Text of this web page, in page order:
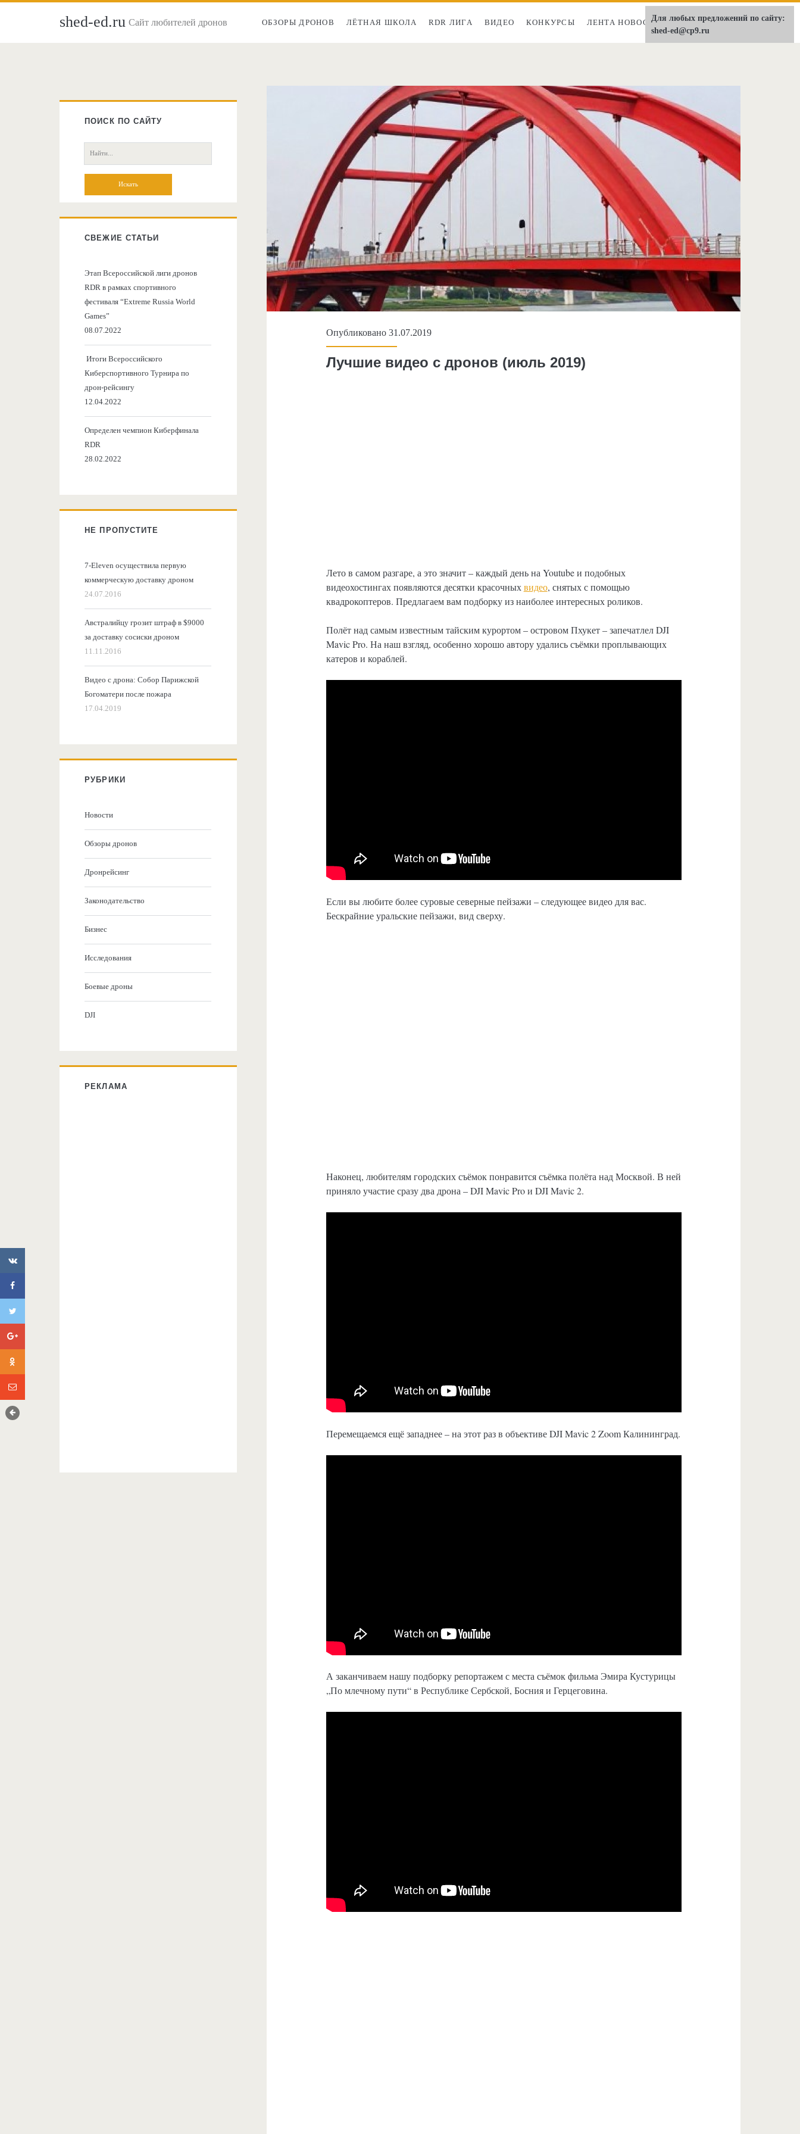
shed-ed.ru Сайт любителей дронов ОБЗОРЫ ДРОНОВ ЛЁТНАЯ ШКОЛА RDR ЛИГА ВИДЕО КОНКУРСЫ ЛЕНТА НОВОСТЕЙ О НАС
Опубликовано 31.07.2019
Лучшие видео с дронов (июль 2019)
Лето в самом разгаре, а это значит – каждый день на Youtube и подобных
видеохостингах появляются десятки красочныхвидео, снятых с помощью
квадрокоптеров. Предлагаем вам подборку из наиболее интересных роликов.
Полёт над самым известным тайским курортом – островом Пхукет – запечатлел DJI
Mavic Pro. На наш взгляд, особенно хорошо автору удались съёмки проплывающих
катеров и кораблей.
Если вы любите более суровые северные пейзажи – следующее видео для вас.
Бескрайние уральские пейзажи, вид сверху.
Наконец, любителям городских съёмок понравится съёмка полёта над Москвой. В ней
приняло участие сразу два дрона – DJI Mavic Pro и DJI Mavic 2.
Перемещаемся ещё западнее – на этот раз в объективе DJI Mavic 2 Zoom Калининград.
А заканчиваем нашу подборку репортажем с места съёмок фильма Эмира Кустурицы
„По млечному пути“ в Республике Сербской, Босния и Герцеговина.
Главная
боковая
колонка
ПОИСК ПО САЙТУ
Поиск:
СВЕЖИЕ СТАТЬИ
Этап Всероссийской лиги дронов
RDR в рамках спортивного
фестиваля “Extreme Russia World
Games”
08.07.2022
Итоги Всероссийского
Киберспортивного Турнира по
дрон-рейсингу
12.04.2022
Определен чемпион Киберфинала
RDR
28.02.2022
НЕ ПРОПУСТИТЕ
7-Eleven осуществила первую
коммерческую доставку дроном
24.07.2016
Австралийцу грозит штраф в $9000
за доставку сосиски дроном
11.11.2016
Видео с дрона: Собор Парижской
Богоматери после пожара
17.04.2019
РУБРИКИ
Новости
Обзоры дронов
Дронрейсинг
Законодательство
Бизнес
Исследования
Боевые дроны
DJI
РЕКЛАМА
Для любых предложений по сайту:
shed-ed@cp9.ru